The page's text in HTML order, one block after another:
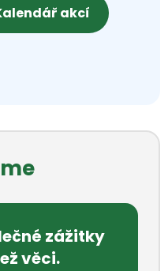
akcí
zážitky
věci.